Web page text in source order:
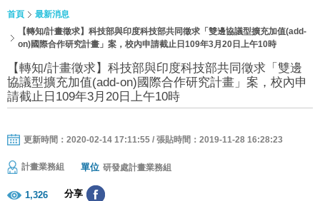
首頁
最新消息
【轉知/計畫徵求】科技部與印度科技部共同徵求「雙邊協議型擴充加值(add-
on)國際合作研究計畫」案，校內申請截止日109年3月20日上午10時
【轉知/計畫徵求】科技部與印度科技部共同徵求「雙邊
協議型擴充加值(add-on)國際合作研究計畫」案，校內申
請截止日109年3月20日上午10時
更新時間：2020-02-14 17:11:55 / 張貼時間：2019-11-28 16:28:23
計畫業務組 單位 研發處計畫業務組
1,326 分享